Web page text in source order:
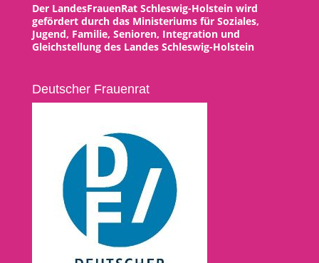
Der LandesFrauenRat Schleswig-Holstein wird
gefördert durch das Ministeriums für Soziales,
Jugend, Familie, Senioren, Integration und
Gleichstellung des Landes Schleswig-Holstein
Deutscher Frauenrat